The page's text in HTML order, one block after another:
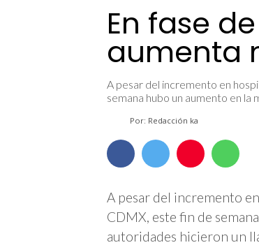
En fase
aumenta
A pesar del incremento en
semana hubo un aumento en la
Por: Redacción ka
A pesar del incremento
CDMX, este fin de
autoridades hicieron un